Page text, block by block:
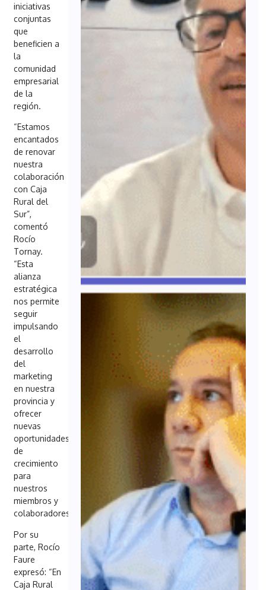
iniciativas
conjuntas
que
beneficien a
la
comunidad
empresarial
de la
región.
“Estamos
encantados
de renovar
nuestra
colaboración
con Caja
Rural del
Sur”,
comentó
Rocío
Tornay.
“Esta
alianza
estratégica
nos permite
seguir
impulsando
el
desarrollo
del
marketing
en nuestra
provincia y
ofrecer
nuevas
oportunidades
de
crecimiento
para
nuestros
miembros y
colaboradores”.
Por su
parte, Rocío
Faure
expresó: “En
Caja Rural